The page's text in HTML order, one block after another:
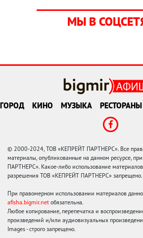
МЫ В
ГОРОД КИНО МУЗЫКА РЕСТОРАНЫ
© 2000-2024, ТОВ «КЕПРЕЙТ ПАРТНЕРС». Все
материалы, опубликованные на данном ресурсе,
ПАРТНЕРС». Какое-либо использование
разрешения ТОВ «КЕПРЕЙТ ПАРТНЕРС» запрещено.
При правомерном использовании материалов
afisha.bigmir.net обязательна.
Любое копирование, перепечатка и
произведений и/или аудиовизуальных
Images - строго запрещено.